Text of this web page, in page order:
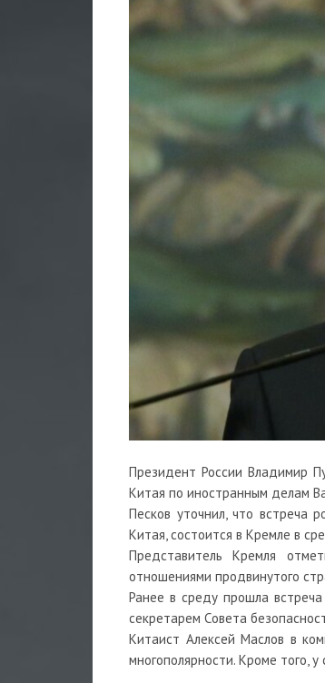
Президент России Владимир
Китая по иностранным делам
Песков уточнил, что встреча
Китая, состоится в Кремле в
Представитель Кремля
отношениями продвинутого
Ранее в среду прошла встреча
секретарем Совета
Китаист Алексей Маслов в
многополярности. Кроме того,